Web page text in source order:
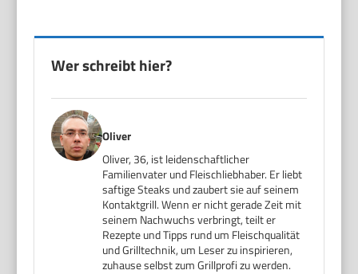
Wer schreibt hier?
Oliver
Oliver, 36, ist leidenschaftlicher
Familienvater und Fleischliebhaber. Er liebt
saftige Steaks und zaubert sie auf seinem
Kontaktgrill. Wenn er nicht gerade Zeit mit
seinem Nachwuchs verbringt, teilt er
Rezepte und Tipps rund um Fleischqualität
und Grilltechnik, um Leser zu inspirieren,
zuhause selbst zum Grillprofi zu werden.